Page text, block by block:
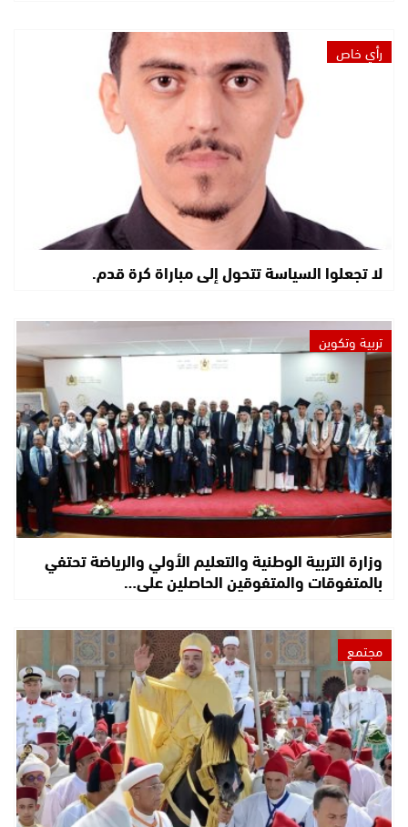
رأي خاص
لا تجعلوا السياسة تتحول إلى مباراة كرة قدم.
تربية وتكوين
وزارة التربية الوطنية والتعليم الأولي والرياضة تحتفي
بالمتفوقات والمتفوقين الحاصلين على…
مجتمع